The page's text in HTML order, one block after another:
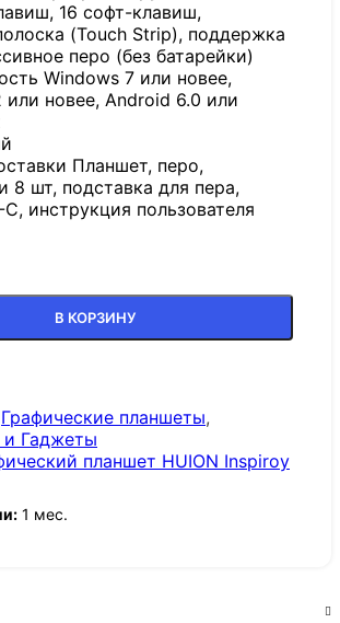
16 софт-клавиш,
(Touch Strip), поддержка
перо (без батарейки)
Windows 7 или новее,
или новее, Android 6.0 или
Планшет, перо,
8 шт, подставка для пера,
C, инструкция пользователя
В КОРЗИНУ
Графические планшеты,
Гаджеты
планшет HUION Inspiroy
1 мес.